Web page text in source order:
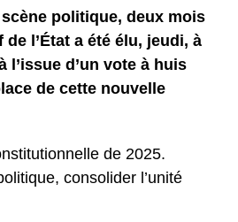
politique, deux mois
l’État a été élu, jeudi, à
l’issue d’un vote à huis
de cette nouvelle
de 2025.
consolider l’unité